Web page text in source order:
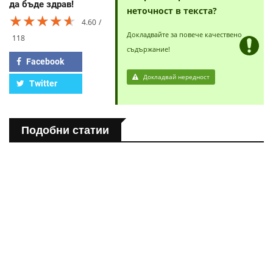
да бъде здрав!
★★★★★
★★★★★
★★★★★
4.60
118
Facebook
Twitter
неточност в текста?
Докладвайте за повече качествено
съдържание!
Докладвай нередност
Подобни статии